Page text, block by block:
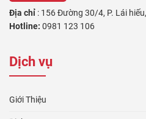
Địa chỉ : 156 Đường 30/4, P. Lái
Hotline: 0981 123 106
Địa chỉ
:64 Trần Phú, Phường 4 ,
AN GIANG
Dịch vụ
Giới Thiệu